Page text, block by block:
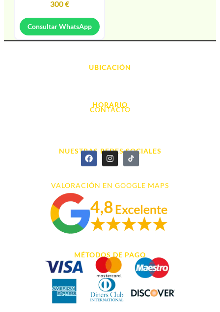
300€
Consultar WhatsApp
UBICACIÓN
HORARIO
L. - S. 10:00h a 22:00h
CONTACTO
NUESTRAS REDES SOCIALES
VALORACIÓN EN GOOGLE MAPS
MÉTODOS DE PAGO